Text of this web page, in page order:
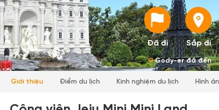
Đã đi Sắp đi
0Gody-er đã đến
Giới thiệu Điểm du lịch Kinh nghiệm du lịch Hình